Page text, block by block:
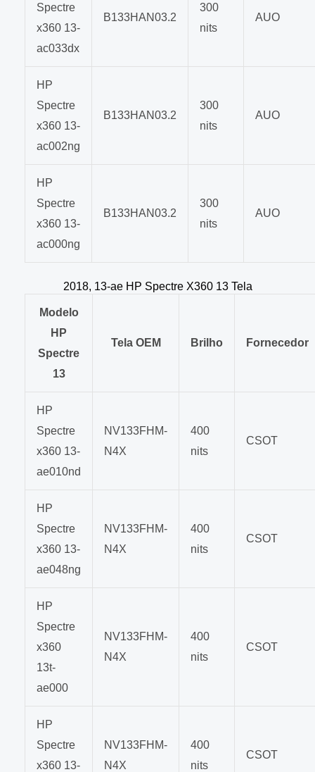
Spectre
x360 13-
ac033dx
B133HAN03.2
300
nits
AUO
HP
Spectre
x360 13-
ac002ng
B133HAN03.2
300
nits
AUO
HP
Spectre
x360 13-
ac000ng
B133HAN03.2
300
nits
AUO
2018, 13-ae HP Spectre X360 13 Tela
Modelo
HP
Spectre
13
Tela OEM Brilho Fornecedor
HP
Spectre
x360 13-
ae010nd
NV133FHM-
N4X
400
nits
CSOT
HP
Spectre
x360 13-
ae048ng
NV133FHM-
N4X
400
nits
CSOT
HP
Spectre
x360
13t-
ae000
NV133FHM-
N4X
400
nits
CSOT
HP
Spectre
x360 13-
NV133FHM-
N4X
400
nits
CSOT